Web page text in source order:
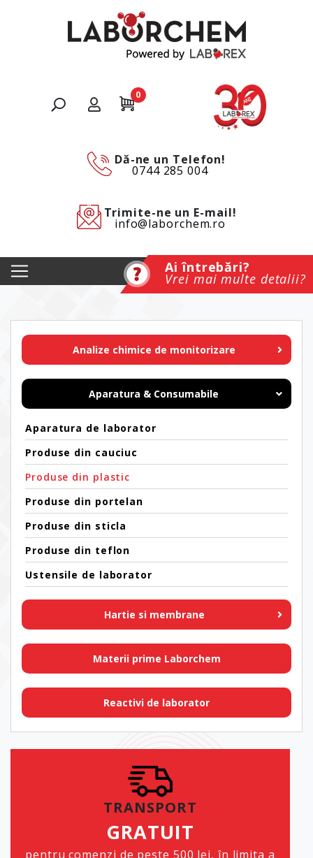
Dă-ne un Telefon!
0744 285 004
Trimite-ne un E-mail!
info@laborchem.ro
0
Ai întrebări?
Vrei mai multe detalii?
Analize chimice de monitorizare
Aparatura & Consumabile
Aparatura de laborator
Produse din cauciuc
Produse din plastic
Produse din portelan
Produse din sticla
Produse din teflon
Ustensile de laborator
Hartie si membrane
Materii prime Laborchem
Reactivi de laborator
TRANSPORT
GRATUIT
pentru comenzi de peste 500 lei, în limita a